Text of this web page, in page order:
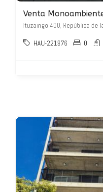
Ituzaingo 400, República de
HAU-221976 0